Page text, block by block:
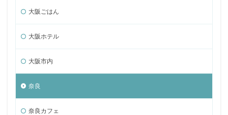
大阪ごはん
大阪ホテル
大阪市内
奈良
奈良カフェ